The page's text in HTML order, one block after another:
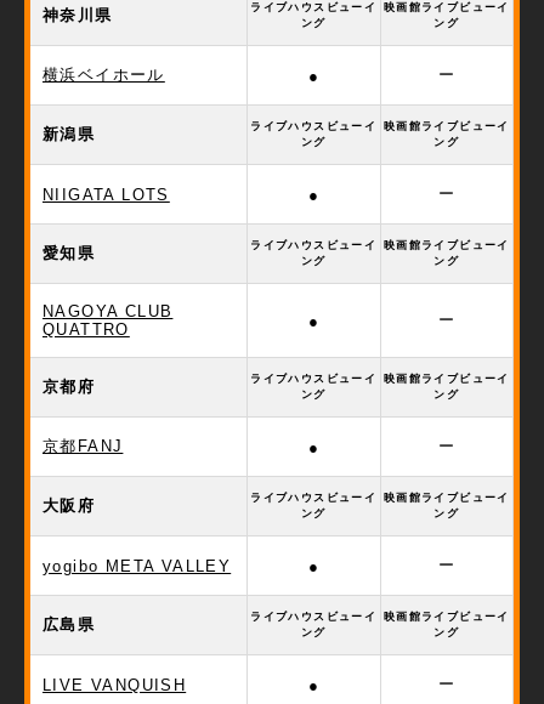
神奈川県
ライブハウスビューイ
ング
映画館ライブビューイ
ング
横浜ベイホール ● ー
新潟県
ライブハウスビューイ
ング
映画館ライブビューイ
ング
NIIGATA LOTS ● ー
愛知県
ライブハウスビューイ
ング
映画館ライブビューイ
ング
NAGOYA CLUB
QUATTRO
● ー
京都府
ライブハウスビューイ
ング
映画館ライブビューイ
ング
京都FANJ ● ー
大阪府
ライブハウスビューイ
ング
映画館ライブビューイ
ング
yogibo META VALLEY ● ー
広島県
ライブハウスビューイ
ング
映画館ライブビューイ
ング
LIVE VANQUISH ● ー